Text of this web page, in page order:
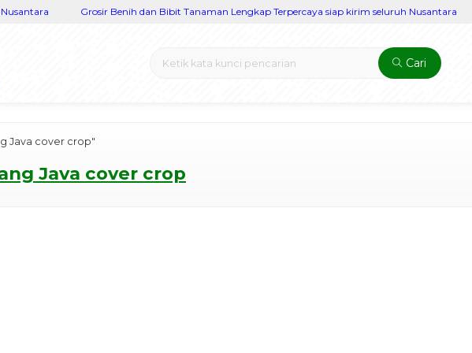
Grosir Benih dan Bibit Tanaman Lengkap Terpercaya siap kirim seluruh Nusantara
Cari
Java cover crop"
Java cover crop